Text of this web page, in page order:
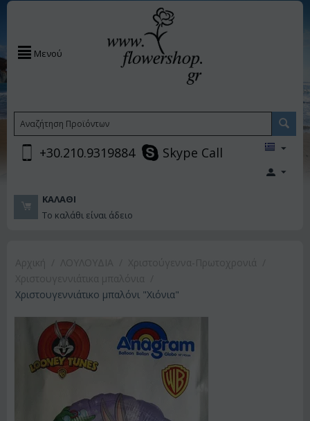
Μενού
+30.210.9319884 Skype Call
ΚΑΛΆΘΙ
Το καλάθι είναι άδειο
Χριστουγεννιάτικο μπαλόνι "Χιόνια"